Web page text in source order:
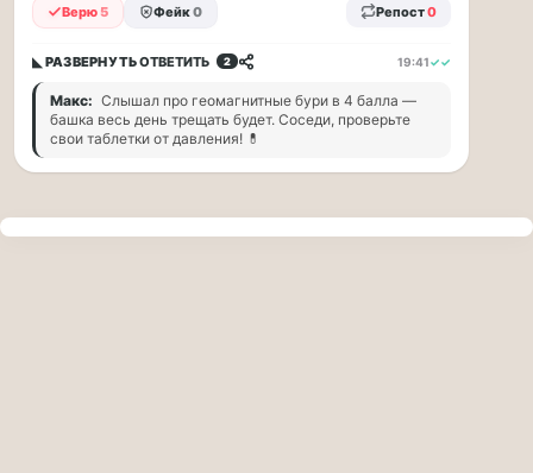
Чайковского!
|
16:00
Петр
Ильич
из
Верю 5 Фейк0 Репост0
◣ РАЗВЕРНУТЬОТВЕТИТЬ 2 19:41✓✓
Макс: Слышал про геомагнитные бури в 4 балла —
башка весь день трещать будет. Соседи, проверьте
свои таблетки от давления! 💊